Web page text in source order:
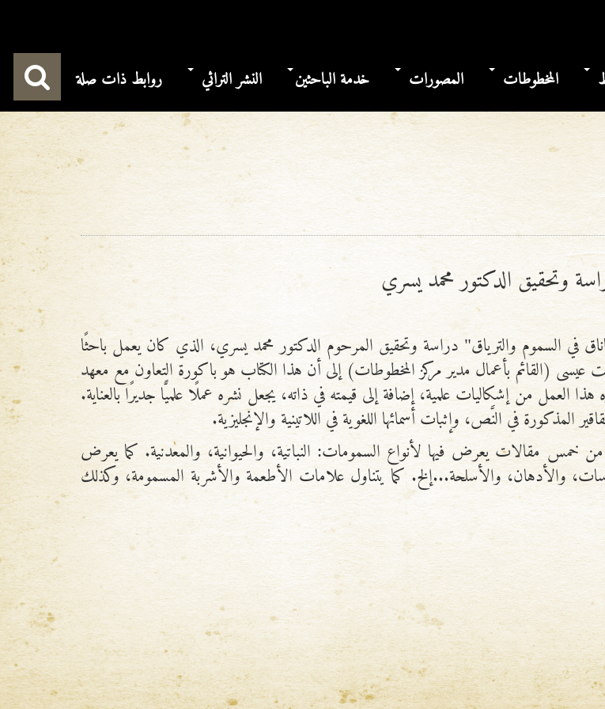
المخطوطات المصورات خدمة الباحثين النشر التراثي روابط ذات صلة
وتحقيق الدكتور محمد يسري
في السموم والترياق" دراسة وتحقيق المرحوم الدكتور محمد يسري، الذي كان يعمل باحثًا
(القائم بأعمال مدير مركز المخطوطات) إلى أن هذا الكتاب هو باكورة التعاون مع معهد
العمل من إشكاليات علمية، إضافة إلى قيمته في ذاته، يجعل نشره عملًا علميًّا جديرًا بالعناية.
المذكورة في النَّص، وإثبات أسمائها اللغوية في اللاتينية والإنجليزية.
خمس مقالات يعرض فيها لأنواع السمومات: النباتية، والحيوانية، والمعدنية. كما يعرض
والأدهان، والأسلحة...إلخ. كما يتناول علامات الأطعمة والأشربة المسمومة، وكذلك